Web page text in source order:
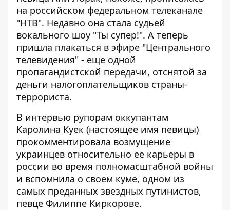
на российском федеральном телеканале
"НТВ". Недавно она стала судьей
вокального шоу "Ты супер!". А теперь
пришла плакаться в эфире "Центрального
телевидения" - еще одной
пропагандистской передачи, отснятой за
деньги налогоплательщиков страны-
террориста.
В интервью рупорам оккупантам
Каролина Куек (настоящее имя певицы)
прокомментировала возмущение
украинцев относительно ее карьеры в
россии во время полномасштабной войны
и вспомнила о своем куме, одном из
самых преданных звездных путинистов,
певце Филиппе Киркорове.